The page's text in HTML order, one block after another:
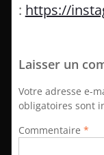
: https://
Laisser un
Votre adresse e-
obligatoires sont
Commentaire *